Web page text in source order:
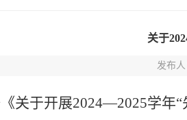
关于
发布
关于开展2024—2025学年